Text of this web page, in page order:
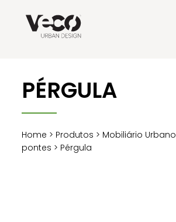
PÉRGULA
Home > Produtos > Mobiliário Urbano
pontes > Pérgula